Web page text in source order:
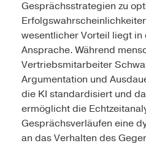
Gesprächsstrategien zu
wesentlicher Vorteil liegt in
Ansprache. Während
Vertriebsmitarbeiter
Argumentation und
die KI standardisiert und
ermöglicht die
Gesprächsverläufen eine
an das Verhalten des